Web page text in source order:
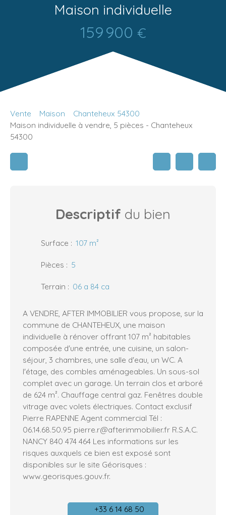
Maison individuelle
159 900 €
Vente Maison
Chanteheux 54300
Maison individuelle à vendre, 5 pièces - Chanteheux
54300
Descriptif du bien
Surface : 107 m²
Pièces : 5
Terrain : 06 a 84 ca
A VENDRE, AFTER IMMOBILIER vous propose, sur la
commune de CHANTEHEUX, une maison
individuelle à rénover offrant 107 m² habitables
composée d'une entrée, une cuisine, un salon-
séjour, 3 chambres, une salle d'eau, un WC. A
l'étage, des combles aménageables. Un sous-sol
complet avec un garage. Un terrain clos et arboré
de 624 m². Chauffage central gaz. Fenêtres double
vitrage avec volets électriques. Contact exclusif
Pierre RAPENNE Agent commercial Tél :
06.14.68.50.95 pierre.r@afterimmobilier.fr R.S.A.C.
NANCY 840 474 464 Les informations sur les
risques auxquels ce bien est exposé sont
disponibles sur le site Géorisques :
www.georisques.gouv.fr.
+33 6 14 68 50